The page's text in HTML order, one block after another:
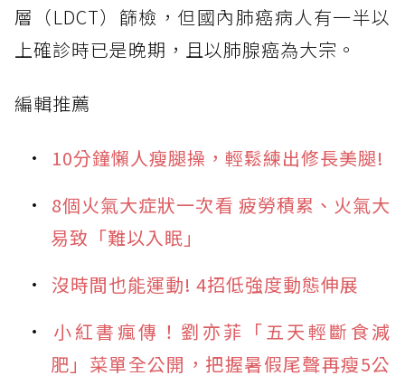
層（LDCT）篩檢，但國內肺癌病人有一半以
上確診時已是晚期，且以肺腺癌為大宗。
編輯推薦
10分鐘懶人瘦腿操，輕鬆練出修長美腿!
8個火氣大症狀一次看 疲勞積累、火氣大
易致「難以入眠」
沒時間也能運動! 4招低強度動態伸展
小紅書瘋傳！劉亦菲「五天輕斷食減
肥」菜單全公開，把握暑假尾聲再瘦5公